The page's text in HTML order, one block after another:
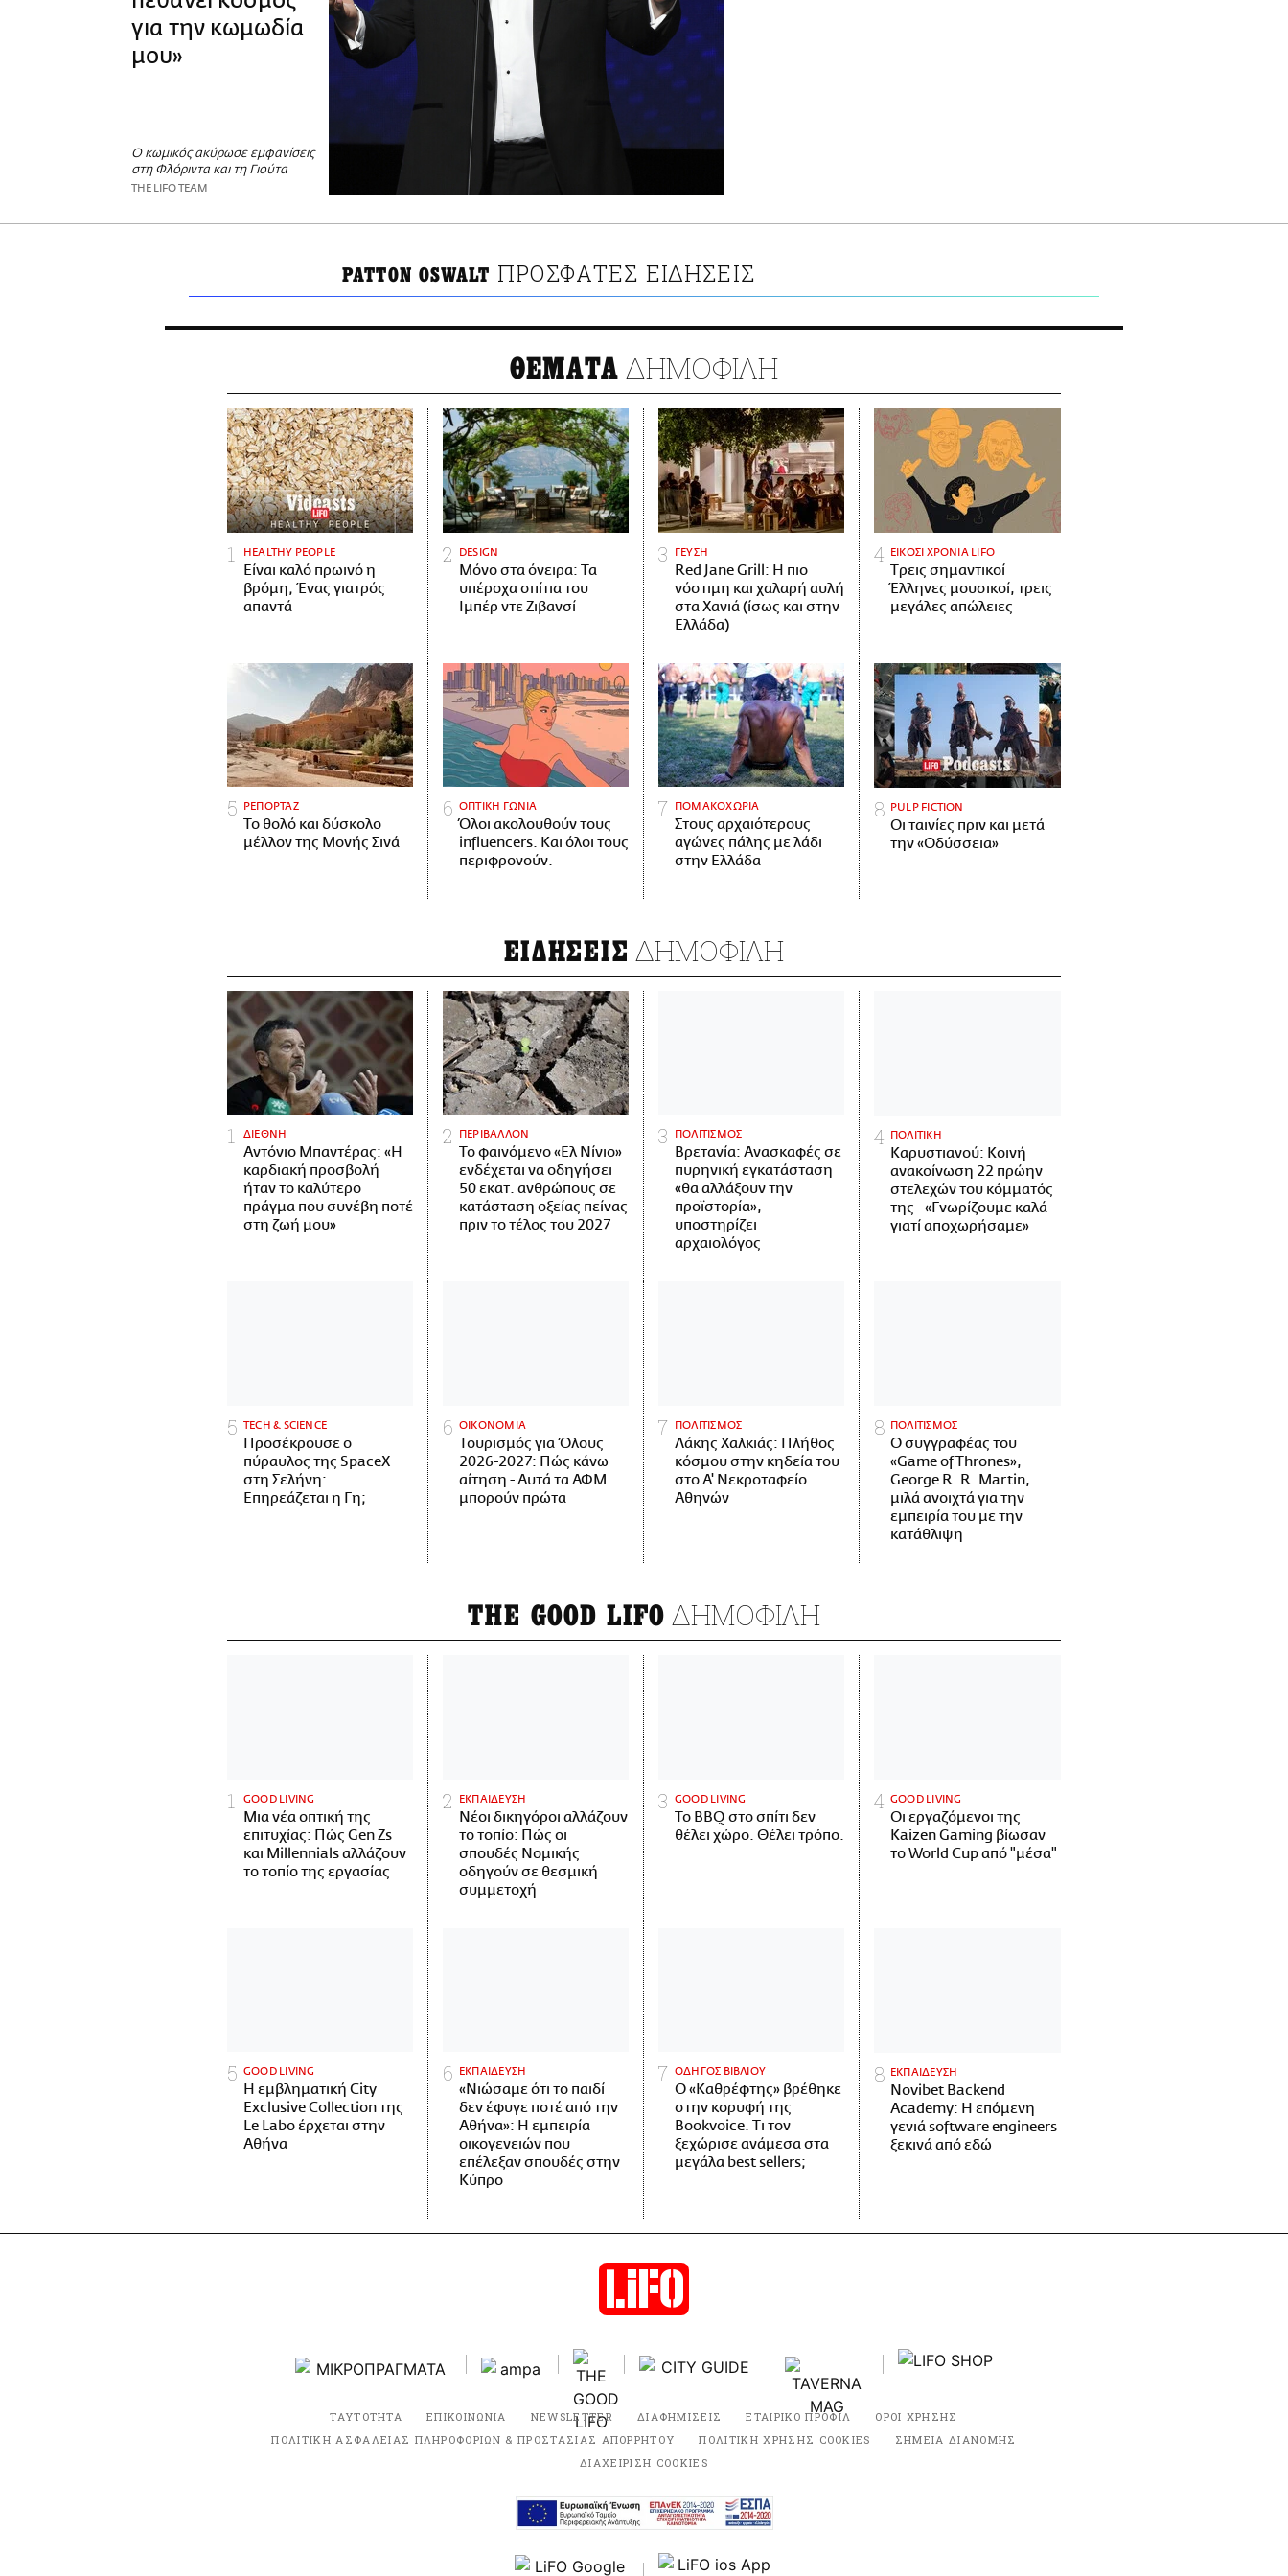
για την κωμωδία
μου»
Ο κωμικός ακύρωσε εμφανίσεις
στη Φλόριντα και τη Γιούτα
THE LIFO TEAM
PATTON OSWALT ΠΡΟΣΦΑΤΕΣ ΕΙΔΗΣΕΙΣ
ΘΕΜΑΤΑ ΔΗΜΟΦΙΛΗ
HEALTHY PEOPLE
Είναι καλό πρωινό η
βρόμη; Ένας γιατρός
απαντά
DESIGN
Μόνο στα όνειρα: Τα
υπέροχα σπίτια του
Ιμπέρ ντε Ζιβανσί
ΓΕΥΣΗ
Red Jane Grill: Η πιο
νόστιμη και χαλαρή αυλή
στα Χανιά (ίσως και στην
Ελλάδα)
ΕΙΚΟΣΙ ΧΡΟΝΙΑ LIFO
Tρεις σημαντικοί
Έλληνες μουσικοί, τρεις
μεγάλες απώλειες
ΡΕΠΟΡΤΑΖ
Το θολό και δύσκολο
μέλλον της Μονής Σινά
ΟΠΤΙΚΗ ΓΩΝΙΑ
Όλοι ακολουθούν τους
influencers. Και όλοι τους
περιφρονούν.
ΠΟΜΑΚΟΧΩΡΙΑ
Στους αρχαιότερους
αγώνες πάλης με λάδι
στην Ελλάδα
PULP FICTION
Οι ταινίες πριν και μετά
την «Οδύσσεια»
ΕΙΔΗΣΕΙΣ ΔΗΜΟΦΙΛΗ
ΔΙΕΘΝΗ
Αντόνιο Μπαντέρας: «Η
καρδιακή προσβολή
ήταν το καλύτερο
πράγμα που συνέβη ποτέ
στη ζωή μου»
ΠΕΡΙΒΑΛΛΟΝ
Το φαινόμενο «Ελ Νίνιο»
ενδέχεται να οδηγήσει
50 εκατ. ανθρώπους σε
κατάσταση οξείας πείνας
πριν το τέλος του 2027
ΠΟΛΙΤΙΣΜΟΣ
Βρετανία: Ανασκαφές σε
πυρηνική εγκατάσταση
«θα αλλάξουν την
προϊστορία»,
υποστηρίζει
αρχαιολόγος
ΠΟΛΙΤΙΚΗ
Καρυστιανού: Κοινή
ανακοίνωση 22 πρώην
στελεχών του κόμματός
της - «Γνωρίζουμε καλά
γιατί αποχωρήσαμε»
ΤECH & SCIENCE
Προσέκρουσε ο
πύραυλος της SpaceX
στη Σελήνη:
Επηρεάζεται η Γη;
ΟΙΚΟΝΟΜΙΑ
Τουρισμός για Όλους
2026-2027: Πώς κάνω
αίτηση - Αυτά τα ΑΦΜ
μπορούν πρώτα
ΠΟΛΙΤΙΣΜΟΣ
Λάκης Χαλκιάς: Πλήθος
κόσμου στην κηδεία του
στο Α' Νεκροταφείο
Αθηνών
ΠΟΛΙΤΙΣΜΟΣ
Ο συγγραφέας του
«Game of Thrones»,
George R. R. Martin,
μιλά ανοιχτά για την
εμπειρία του με την
κατάθλιψη
THE GOOD LIFO ΔΗΜΟΦΙΛΗ
GOOD LIVING
Μια νέα οπτική της
επιτυχίας: Πώς Gen Zs
και Millennials αλλάζουν
το τοπίο της εργασίας
ΕΚΠΑΙΔΕΥΣΗ
Νέοι δικηγόροι αλλάζουν
το τοπίο: Πώς οι
σπουδές Νομικής
οδηγούν σε θεσμική
συμμετοχή
GOOD LIVING
Το BBQ στο σπίτι δεν
θέλει χώρο. Θέλει τρόπο.
GOOD LIVING
Οι εργαζόμενοι της
Kaizen Gaming βίωσαν
το World Cup από "μέσα"
GOOD LIVING
Η εμβληματική City
Exclusive Collection της
Le Labo έρχεται στην
Αθήνα
ΕΚΠΑΙΔΕΥΣΗ
«Νιώσαμε ότι το παιδί
δεν έφυγε ποτέ από την
Αθήνα»: Η εμπειρία
οικογενειών που
επέλεξαν σπουδές στην
Κύπρο
ΟΔΗΓΟΣ ΒΙΒΛΙΟΥ
Ο «Καθρέφτης» βρέθηκε
στην κορυφή της
Bookvoice. Τι τον
ξεχώρισε ανάμεσα στα
μεγάλα best sellers;
ΕΚΠΑΙΔΕΥΣΗ
Novibet Backend
Academy: Η επόμενη
γενιά software engineers
ξεκινά από εδώ
ΤΑΥΤΟΤΗΤΑ ΕΠΙΚΟΙΝΩΝΙΑ NEWSLETTER ΔΙΑΦΗΜΙΣΕΙΣ ΕΤΑΙΡΙΚΟ ΠΡΟΦΙΛ
ΟΡΟΙ ΧΡΗΣΗΣ
ΠΟΛΙΤΙΚΗ ΑΣΦΑΛΕΙΑΣ ΠΛΗΡΟΦΟΡΙΩΝ & ΠΡΟΣΤΑΣΙΑΣ ΑΠΟΡΡΗΤΟΥ
ΠΟΛΙΤΙΚΗ ΧΡΗΣΗΣ COOKIES
ΣΗΜΕΙΑ ΔΙΑΝΟΜΗΣ
ΔΙΑΧΕΙΡΙΣΗ COOKIES